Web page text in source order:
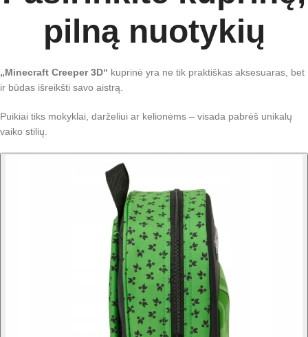
pilną nuotykių
„Minecraft Creeper 3D“ kuprinė yra ne tik praktiškas aksesuaras, bet
ir būdas išreikšti savo aistrą.
Puikiai tiks mokyklai, darželiui ar kelionėms – visada pabrėš unikalų
vaiko stilių.